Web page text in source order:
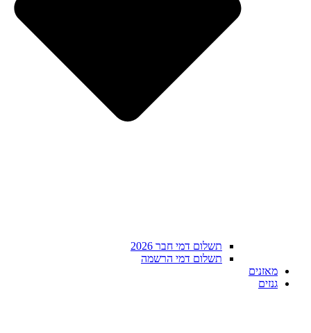
תשלום דמי חבר 2026
תשלום דמי הרשמה
מאזנים
גנזים